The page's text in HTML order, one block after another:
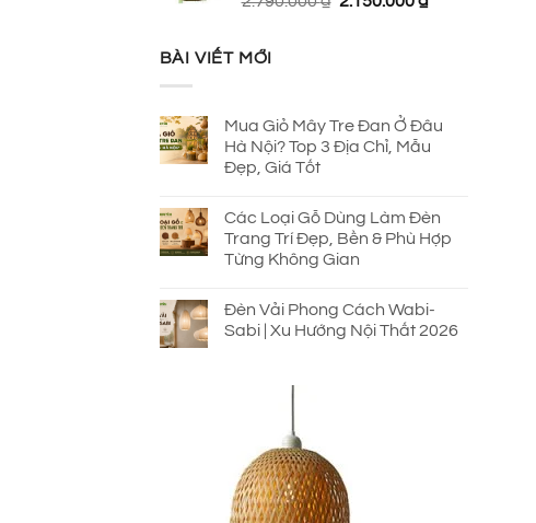
BÀI VIẾT MỚI
Mua Giỏ Mây Tre Đan Ở Đâu
Hà Nội? Top 3 Địa Chỉ, Mẫu
Đẹp, Giá Tốt
Các Loại Gỗ Dùng Làm Đèn
Trang Trí Đẹp, Bền & Phù Hợp
Từng Không Gian
Đèn Vải Phong Cách Wabi-
Sabi | Xu Hướng Nội Thất 2026